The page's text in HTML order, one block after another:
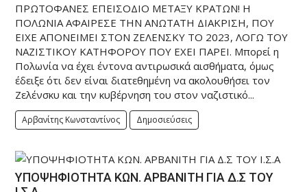
ΠΡΩΤΟΦΑΝΕΣ ΕΠΕΙΣΟΔΙΟ ΜΕΤΑΞΥ ΚΡΑΤΩΝ! Η
ΠΟΛΩΝΙΑ ΑΦΑΙΡΕΣΕ ΤΗΝ ΑΝΩΤΑΤΗ ΔΙΑΚΡΙΣΗ, ΠΟΥ
ΕΙΧΕ ΑΠΟΝΕΙΜΕΙ ΣΤΟΝ ΖΕΛΕΝΣΚΥ ΤΟ 2023, ΛΟΓΩ ΤΟΥ
ΝΑΖΙΣΤΙΚΟΥ ΚΑΤΗΦΟΡΟΥ ΠΟΥ ΕΧΕΙ ΠΑΡΕΙ. Μπορεί η
Πολωνία να έχει έντονα αντιρωσικά αισθήματα, όμως
έδειξε ότι δεν είναι διατεθημένη να ακολουθήσει τον
Ζελένσκυ και την κυβέρνηση του στον ναζιστικό...
Αρβανίτης Κωνσταντίνος Δημοσιεύσεις
ΥΠΟΨΗΦΙΟΤΗΤΑ ΚΩΝ. ΑΡΒΑΝΙΤΗ ΓΙΑ Δ.Σ ΤΟΥ